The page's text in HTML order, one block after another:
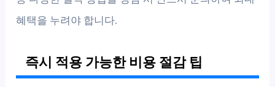
혜택을 누려야 합니다.
즉시 적용 가능한 비용 절감 팁